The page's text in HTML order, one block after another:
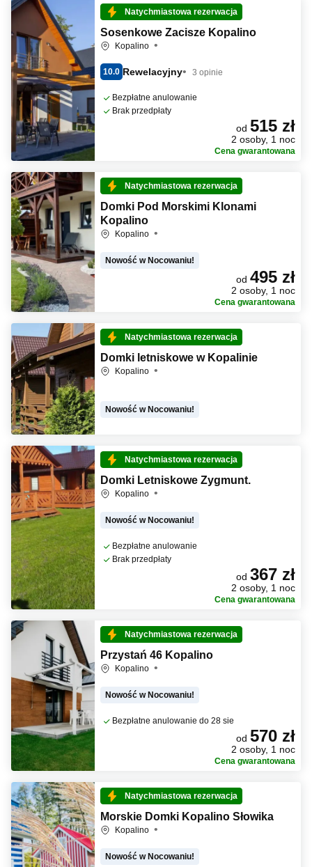
Natychmiastowa rezerwacja
Sosenkowe Zacisze Kopalino
Kopalino
10.0 Rewelacyjny 3 opinie
Bezpłatne anulowanie
Brak przedpłaty
od 515 zł
2 osoby, 1 noc
Cena gwarantowana
Natychmiastowa rezerwacja
Domki Pod Morskimi Klonami
Kopalino
Kopalino
Nowość w Nocowaniu!
od 495 zł
2 osoby, 1 noc
Cena gwarantowana
Natychmiastowa rezerwacja
Domki letniskowe w Kopalinie
Kopalino
Nowość w Nocowaniu!
Natychmiastowa rezerwacja
Domki Letniskowe Zygmunt.
Kopalino
Nowość w Nocowaniu!
Bezpłatne anulowanie
Brak przedpłaty
od 367 zł
2 osoby, 1 noc
Cena gwarantowana
Natychmiastowa rezerwacja
Przystań 46 Kopalino
Kopalino
Nowość w Nocowaniu!
Bezpłatne anulowanie do 28 sie
od 570 zł
2 osoby, 1 noc
Cena gwarantowana
Natychmiastowa rezerwacja
Morskie Domki Kopalino Słowika
Kopalino
Nowość w Nocowaniu!